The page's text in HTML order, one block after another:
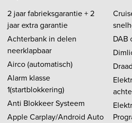
2 jaar fabrieksgarantie + 2
jaar extra garantie
Achterbank in delen
neerklapbaar
Airco (automatisch)
Alarm klasse
1(startblokkering)
Anti Blokkeer Systeem
Apple Carplay/Android Auto
DAB